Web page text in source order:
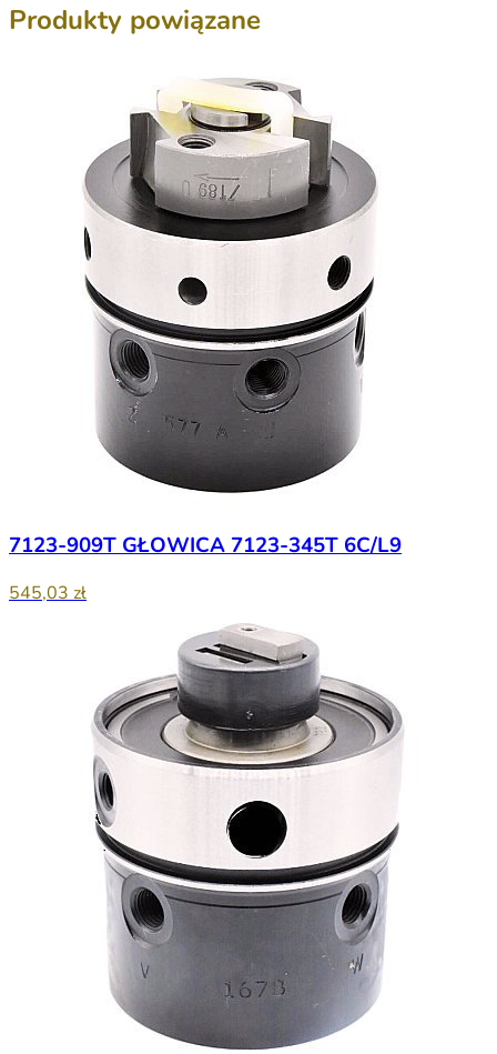
Produkty powiązane
7123-909T GŁOWICA 7123-345T 6C/L9
545,03 zł